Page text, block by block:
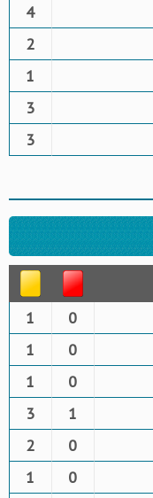
4
2
1
3
3
1 0
1 0
1 0
3 1
2 0
1 0